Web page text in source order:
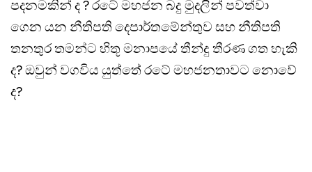
පදනමකින් ද ? රටේ මහජන බදු මුදලින් පවත්වා
ගෙන යන නීතිපති දෙපාර්තමේන්තුව සහ නීතිපති
තනතුර තමන්ට හිතූ මනාපයේ තීන්දු තීරණ ගත හැකි
ද? ඔවුන් වගවිය යුත්තේ රටේ මහජනතාවට නොවේ
ද?